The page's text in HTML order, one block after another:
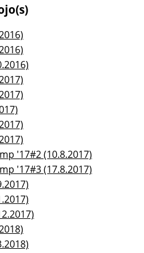
'17#2 (10.8.2017)
'17#3 (17.8.2017)